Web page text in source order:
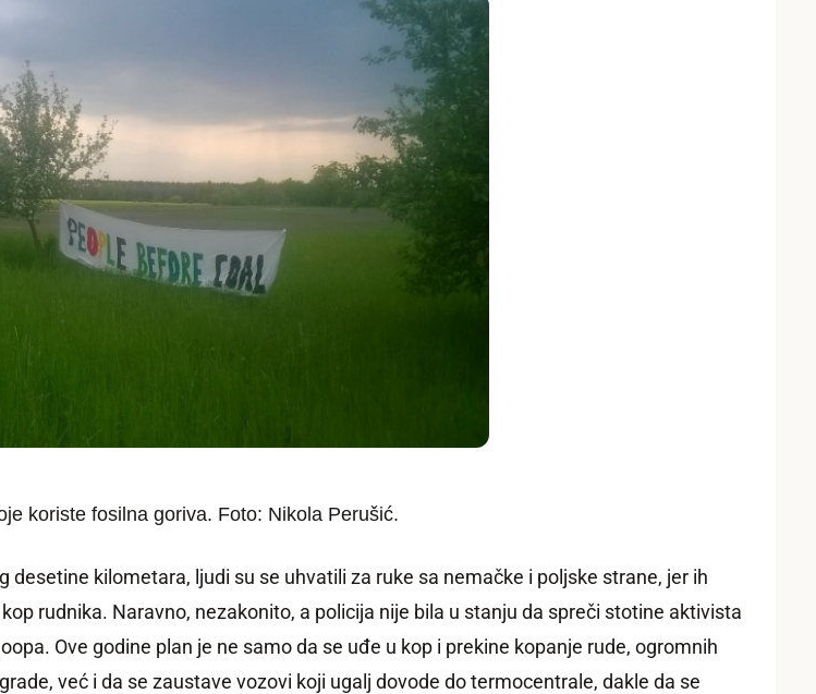
koriste fosilna goriva. Foto: Nikola Perušić.
kilometara, ljudi su se uhvatili za ruke sa nemačke i poljske strane, jer ih
rudnika. Naravno, nezakonito, a policija nije bila u stanju da spreči stotine aktivista
Ove godine plan je ne samo da se uđe u kop i prekine kopanje rude, ogromnih
već i da se zaustave vozovi koji ugalj dovode do termocentrale, dakle da se